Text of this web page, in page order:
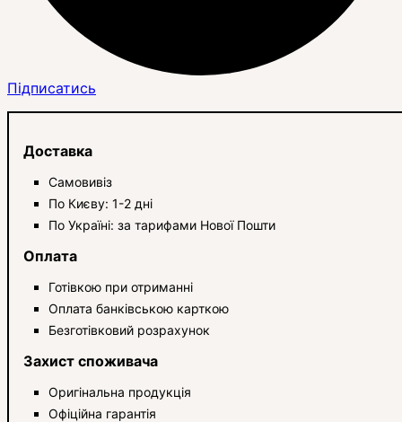
Підписатись
Доставка
Самовивіз
По Києву: 1-2 дні
По Україні: за тарифами Нової Пошти
Оплата
Готівкою при отриманні
Оплата банківською карткою
Безготівковий розрахунок
Захист споживача
Оригінальна продукція
Офіційна гарантія